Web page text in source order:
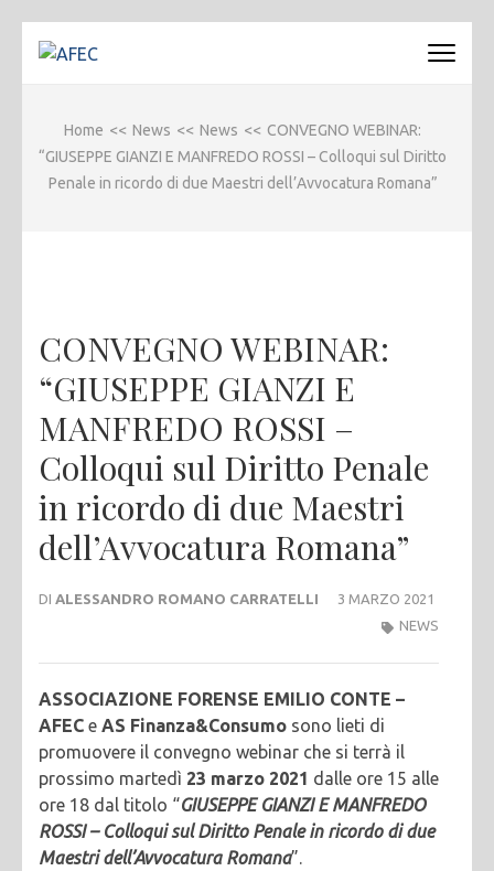
invio)
Home << News << News << CONVEGNO WEBINAR:
“GIUSEPPE GIANZI E MANFREDO ROSSI – Colloqui sul Diritto
Penale in ricordo di due Maestri dell’Avvocatura Romana”
CONVEGNO WEBINAR:
“GIUSEPPE GIANZI E
MANFREDO ROSSI –
Colloqui sul Diritto Penale
in ricordo di due Maestri
dell’Avvocatura Romana”
DI ALESSANDRO ROMANO CARRATELLI
3 MARZO 2021
NEWS
ASSOCIAZIONE FORENSE EMILIO CONTE –
AFEC e AS Finanza&Consumo sono lieti di
promuovere il convegno webinar che si terrà il
prossimo martedì 23 marzo 2021 dalle ore 15 alle
ore 18 dal titolo “GIUSEPPE GIANZI E MANFREDO
ROSSI – Colloqui sul Diritto Penale in ricordo di due
Maestri dell’Avvocatura Romana”.